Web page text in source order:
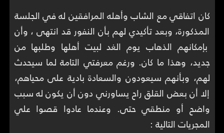
كان اتفاقي مع الشاب وأهله المرافقين له في الجلسة
المذكورة، وبعد تأكيدي لهم بأن النفور قد انتهى ، وأن
بإمكانهم الذهاب يوم الغد لبيت أهلها وطلبها من
جديد، وهذا ما كان. ورغم معرفتي التامة لما سيحدث
لهم، وبأنهم سيعودون والسعادة بادية على محياهم،
إلا أن بعض القلق راح يساورني دون أن يكون له سبب
واضح أو منطقي حتى. وعندما عادوا قصوا علي
المجريات التالية :